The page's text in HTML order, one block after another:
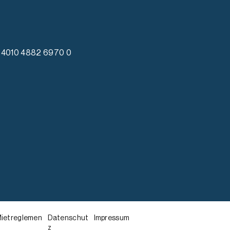
4882 6970 0
Datenschut
z
Impressum